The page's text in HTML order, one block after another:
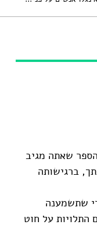
שאתה מגיב
ברגישותה
שתשמענה
התלויות על חוט